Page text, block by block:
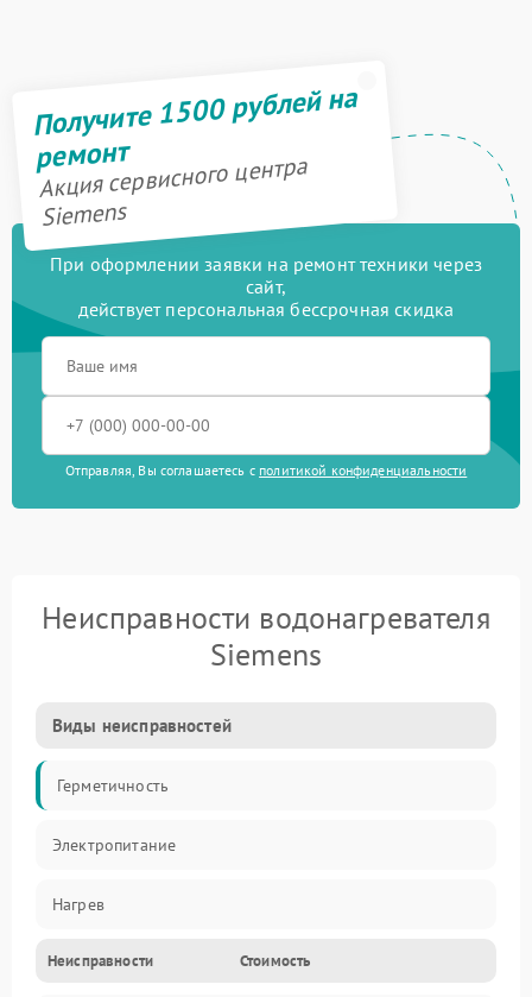
Получите 1500 рублей на
ремонт
Акция сервисного центра
Siemens
При оформлении заявки на ремонт техники через
сайт,
действует персональная бессрочная скидка
Отправляя, Вы соглашаетесь с политикой конфиденциальности
Неисправности водонагревателя
Siemens
Виды неисправностей
Герметичность
Электропитание
Нагрев
Датчики
Неисправности Стоимость